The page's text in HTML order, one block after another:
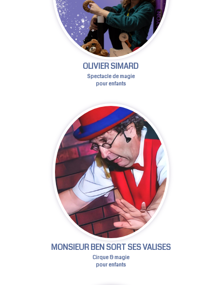
OLIVIER SIMARD
Spectacle de magie
pour enfants
MONSIEUR BEN SORT SES VALISES
Cirque & magie
pour enfants